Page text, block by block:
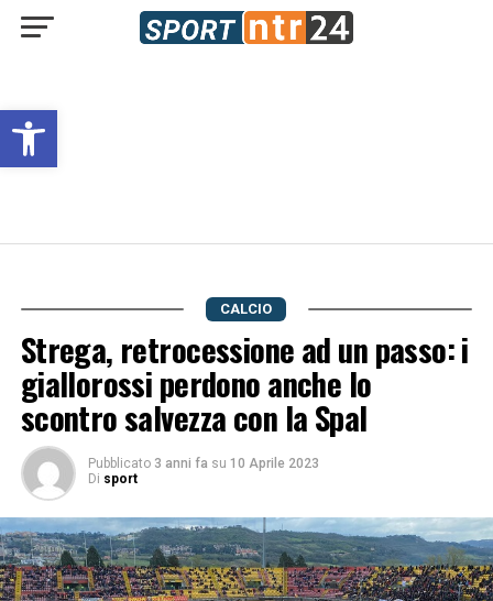
Open toolbar
CALCIO
Strega, retrocessione ad un passo: i
giallorossi perdono anche lo
scontro salvezza con la Spal
Pubblicato 3 anni fa su 10 Aprile 2023
Di sport